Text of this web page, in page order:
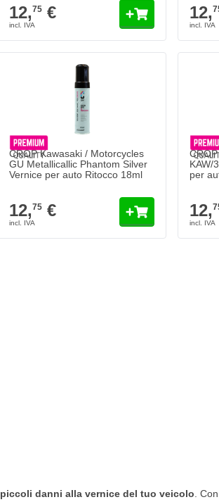
12,75€ 12,
CROP Kawasaki / Motorcycles
GU Metallicallic Phantom Silver
Vernice per auto Ritocco 18ml
12,75€
KAW/
per
12,
piccoli danni alla vernice del tuo veicolo .